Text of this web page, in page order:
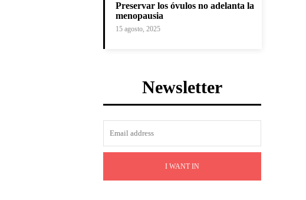
Preservar los óvulos no adelanta la
menopausia
15 agosto, 2025
Newsletter
I WANT IN